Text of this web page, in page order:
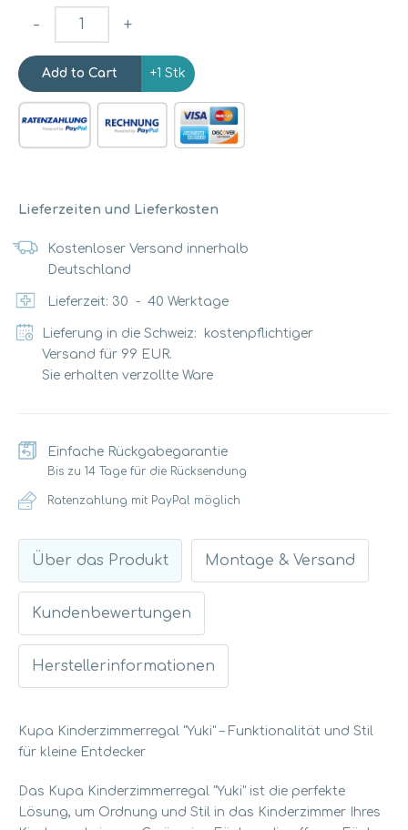
- +
+1 Stk
Lieferzeiten und Lieferkosten
Kostenloser Versand innerhalb
Deutschland
Lieferzeit: 30 - 40 Werktage
Lieferung in die Schweiz: kostenpflichtiger
Versand für 99 EUR.
Sie erhalten verzollte Ware
Einfache Rückgabegarantie
Bis zu 14 Tage für die Rücksendung
Ratenzahlung mit PayPal möglich
Über das Produkt
Kupa Kinderzimmerregal "Yuki" – Funktionalität und Stil
für kleine Entdecker
Das Kupa Kinderzimmerregal "Yuki" ist die perfekte
Lösung, um Ordnung und Stil in das Kinderzimmer Ihres
Montage & Versand
Kundenbewertungen
Herstellerinformationen